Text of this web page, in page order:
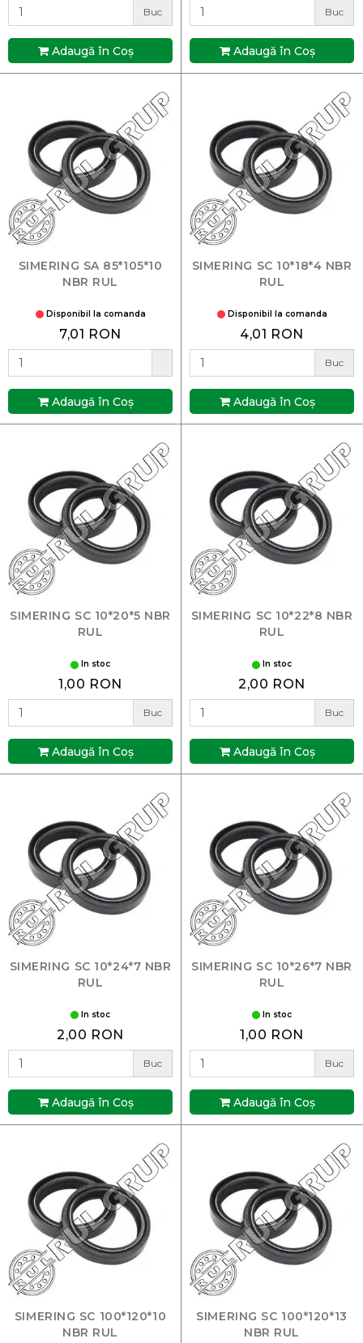
Buc
Adaugă în Coş
Buc
Adaugă în Coş
SIMERING SA 85*105*10
NBR RUL
Disponibil la comanda
7,01 RON
Adaugă în Coş
SIMERING SC 10*18*4 NBR
RUL
Disponibil la comanda
4,01 RON
Buc
Adaugă în Coş
SIMERING SC 10*20*5 NBR
RUL
In stoc
1,00 RON
Buc
Adaugă în Coş
SIMERING SC 10*22*8 NBR
RUL
In stoc
2,00 RON
Buc
Adaugă în Coş
SIMERING SC 10*24*7 NBR
RUL
In stoc
2,00 RON
Buc
Adaugă în Coş
SIMERING SC 10*26*7 NBR
RUL
In stoc
1,00 RON
Buc
Adaugă în Coş
SIMERING SC 100*120*10
NBR RUL
SIMERING SC 100*120*13
NBR RUL